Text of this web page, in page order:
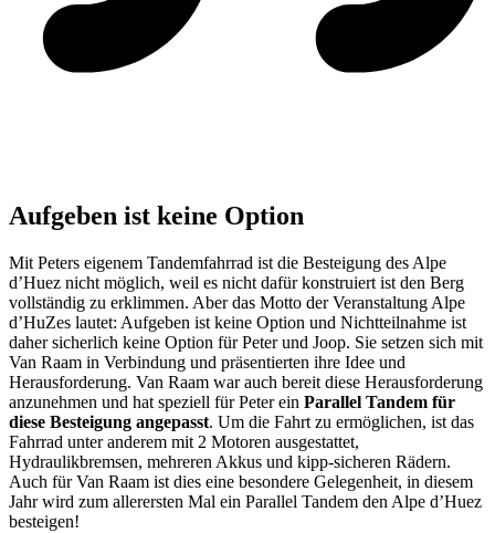
Aufgeben ist keine Option
Mit Peters eigenem Tandemfahrrad ist die Besteigung des Alpe
d’Huez nicht möglich, weil es nicht dafür konstruiert ist den Berg
vollständig zu erklimmen. Aber das Motto der Veranstaltung Alpe
d’HuZes lautet: Aufgeben ist keine Option und Nichtteilnahme ist
daher sicherlich keine Option für Peter und Joop. Sie setzen sich mit
Van Raam in Verbindung und präsentierten ihre Idee und
Herausforderung. Van Raam war auch bereit diese Herausforderung
anzunehmen und hat speziell für Peter ein Parallel Tandem für
diese Besteigung angepasst. Um die Fahrt zu ermöglichen, ist das
Fahrrad unter anderem mit 2 Motoren ausgestattet,
Hydraulikbremsen, mehreren Akkus und kipp-sicheren Rädern.
Auch für Van Raam ist dies eine besondere Gelegenheit, in diesem
Jahr wird zum allerersten Mal ein Parallel Tandem den Alpe d’Huez
besteigen!